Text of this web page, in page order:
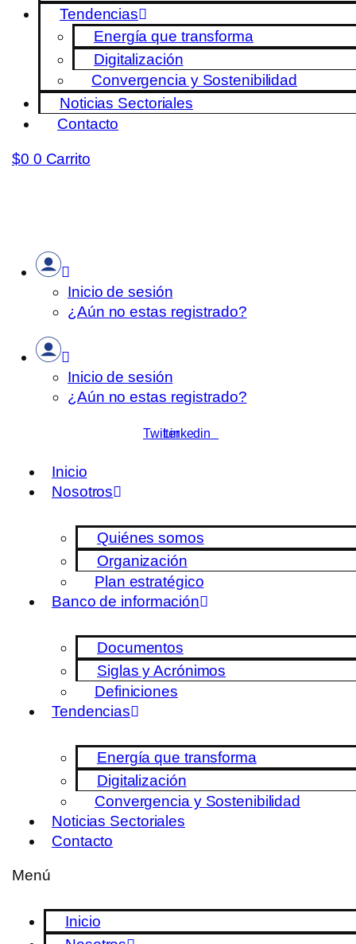
Tendencias
Energía que transforma
Digitalización
Convergencia y Sostenibilidad
Noticias Sectoriales
Contacto
$0 0 Carrito
Inicio de sesión
¿Aún no estas registrado?
Inicio de sesión
¿Aún no estas registrado?
TwitterLinkedin
Inicio
Nosotros
Quiénes somos
Organización
Plan estratégico
Banco de información
Documentos
Siglas y Acrónimos
Definiciones
Tendencias
Energía que transforma
Digitalización
Convergencia y Sostenibilidad
Noticias Sectoriales
Contacto
Menú
Inicio